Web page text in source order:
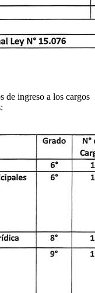
de ingreso a los cargos